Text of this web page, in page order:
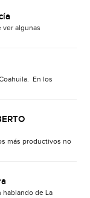
ver algunas
En los
más productivos no
hablando de La